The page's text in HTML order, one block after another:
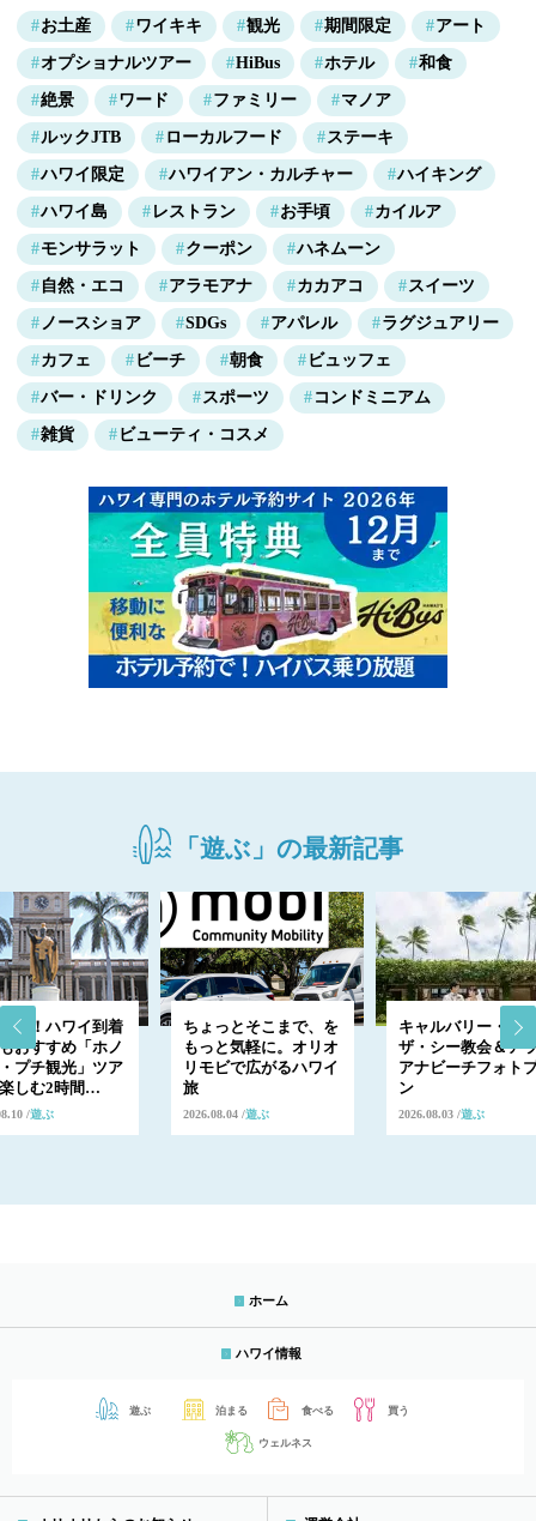
お土産 ワイキキ 観光 期間限定 アート
オプショナルツアー HiBus ホテル 和食
絶景 ワード ファミリー マノア
ルックJTB ローカルフード ステーキ
ハワイ限定 ハワイアン・カルチャー ハイキング
ハワイ島 レストラン お手頃 カイルア
モンサラット クーポン ハネムーン
自然・エコ アラモアナ カカアコ スイーツ
ノースショア SDGs アパレル ラグジュアリー
カフェ ビーチ 朝食 ビュッフェ
バー・ドリンク スポーツ コンドミニアム
雑貨 ビューティ・コスメ
「遊ぶ」の最新記事
発！ハワイ到着
おすすめ「ホノ
プチ観光」ツア
しむ2時間…
遊ぶ
ちょっとそこまで、を
もっと気軽に。オリオ
リモビで広がるハワイ
旅
2026.08.04 遊ぶ
キャルバリー・バ
ザ・シー教会＆ア
アナビーチフォト
ン
2026.08.03 遊ぶ
ホーム
ハワイ情報
遊ぶ 泊まる 食べる 買う
ウェルネス